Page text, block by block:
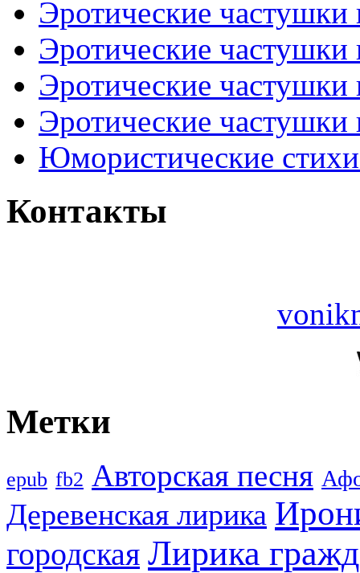
Эротические
Эротические
Эротические
Эротические
Юмористические
Контакты
Метки
epub fb2 Авторская песня
Деревенская лирика
городская Лирика